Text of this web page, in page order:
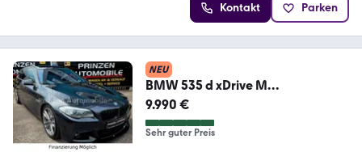
Kontakt Parken
NEU
BMW 535 d xDrive M
Sport*Pano*Head-
Up*Memo*Soft`*AHK
9.990 €
Sehr guter Preis